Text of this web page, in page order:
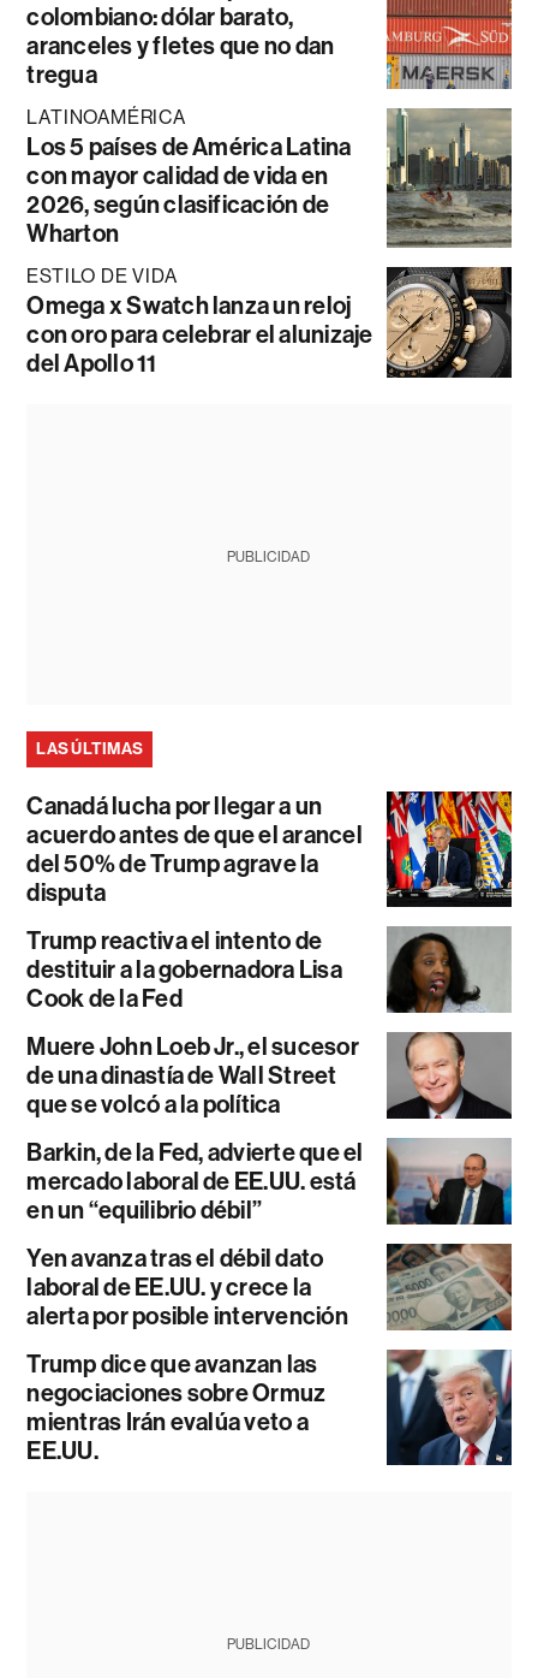
colombiano: dólar barato,
aranceles y fletes que no dan
tregua
LATINOAMÉRICA
Los 5 países de América Latina
con mayor calidad de vida en
2026, según clasificación de
Wharton
ESTILO DE VIDA
Omega x Swatch lanza un reloj
con oro para celebrar el alunizaje
del Apollo 11
PUBLICIDAD
LAS ÚLTIMAS
Canadá lucha por llegar a un
acuerdo antes de que el arancel
del 50% de Trump agrave la
disputa
Trump reactiva el intento de
destituir a la gobernadora Lisa
Cook de la Fed
Muere John Loeb Jr., el sucesor
de una dinastía de Wall Street
que se volcó a la política
Barkin, de la Fed, advierte que el
mercado laboral de EE.UU. está
en un “equilibrio débil”
Yen avanza tras el débil dato
laboral de EE.UU. y crece la
alerta por posible intervención
Trump dice que avanzan las
negociaciones sobre Ormuz
mientras Irán evalúa veto a
EE.UU.
PUBLICIDAD